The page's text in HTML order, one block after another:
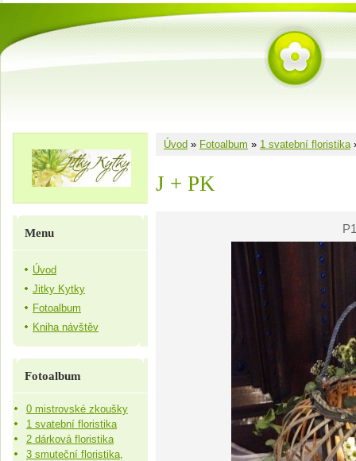
Úvod » Fotoalbum » 1 svatební floristika
J + PK
Menu
Úvod
Jitky Kytky
Fotoalbum
Kniha návštěv
Fotoalbum
0 mistrovské zkoušky
1 svatební floristika
2 dárková floristika
3 smuteční floristika,